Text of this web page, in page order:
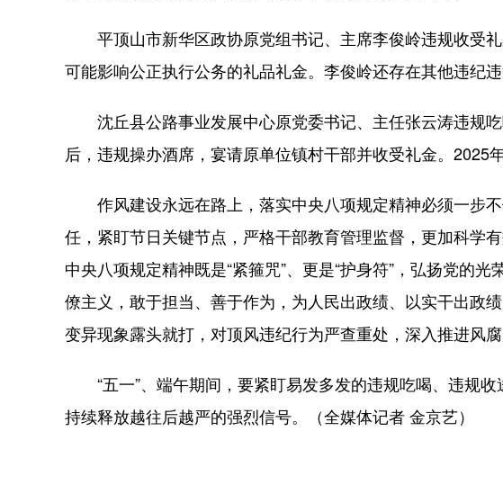
平顶山市新华区政协原党组书记、主席李俊岭违规收受
可能影响公正执行公务的礼品礼金。李俊岭还存在其他违纪
沈丘县公路事业发展中心原党委书记、主任张云涛违规
后，违规操办酒席，宴请原单位镇村干部并收受礼金。2025
作风建设永远在路上，落实中央八项规定精神必须一步
任，紧盯节日关键节点，严格干部教育管理监督，更加科学
中央八项规定精神既是“紧箍咒”、更是“护身符”，弘扬党的
僚主义，敢于担当、善于作为，为人民出政绩、以实干出政
变异现象露头就打，对顶风违纪行为严查重处，深入推进风
“五一”、端午期间，要紧盯易发多发的违规吃喝、违规收
持续释放越往后越严的强烈信号。（全媒体记者 金京艺）